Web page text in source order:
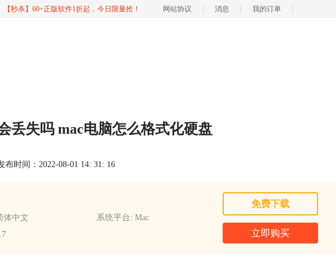
【秒杀】60+正版软件1折起，今日限量抢！ 网站协议 消息 我的订单
丢失吗 mac电脑怎么格式化硬盘
布时间：2022-08-01 14: 31: 16
体中文
系统平台: Mac
免费下载
立即购买